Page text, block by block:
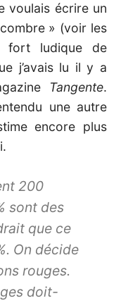
voulais écrire un
» (voir les
fort ludique de
j’avais lu il y a
Tangente.
une autre
encore plus
200
sont des
que ce
On décide
rouges.
doit-